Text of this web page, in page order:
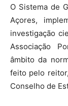
O Sistema de
Açores,
investigação
Associação
âmbito da
feito pelo
Conselho de